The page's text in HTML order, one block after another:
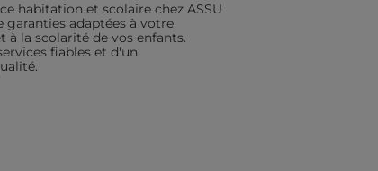
habitation et scolaire chez ASSU
garanties adaptées à votre
à la scolarité de vos enfants.
fiables et d'un